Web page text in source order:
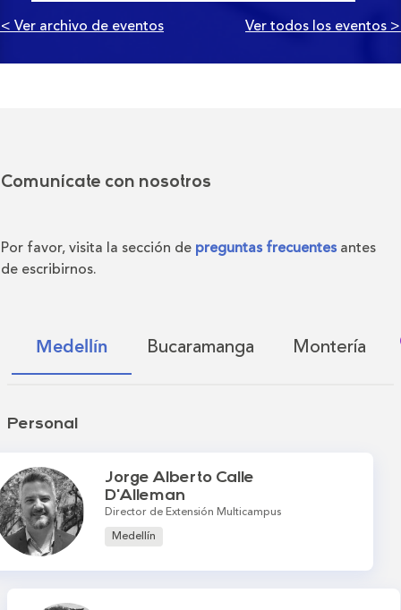
Ver archivo de eventos Ver todos los eventos
Comunícate con nosotros
Por favor, visita la sección de preguntas frecuentes antes
de escribirnos.
Medellín Bucaramanga Montería
Personal
Jorge Alberto Calle
D'Alleman
Director de Extensión Multicampus
Medellín